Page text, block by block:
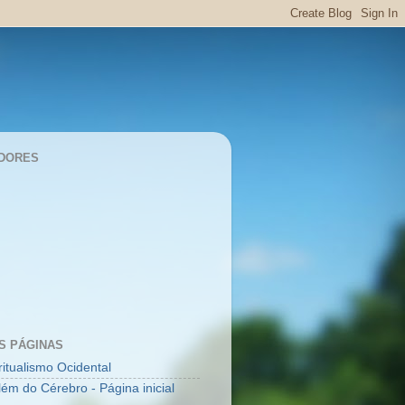
PÁGINAS
Ocidental
do Cérebro - Página inicial